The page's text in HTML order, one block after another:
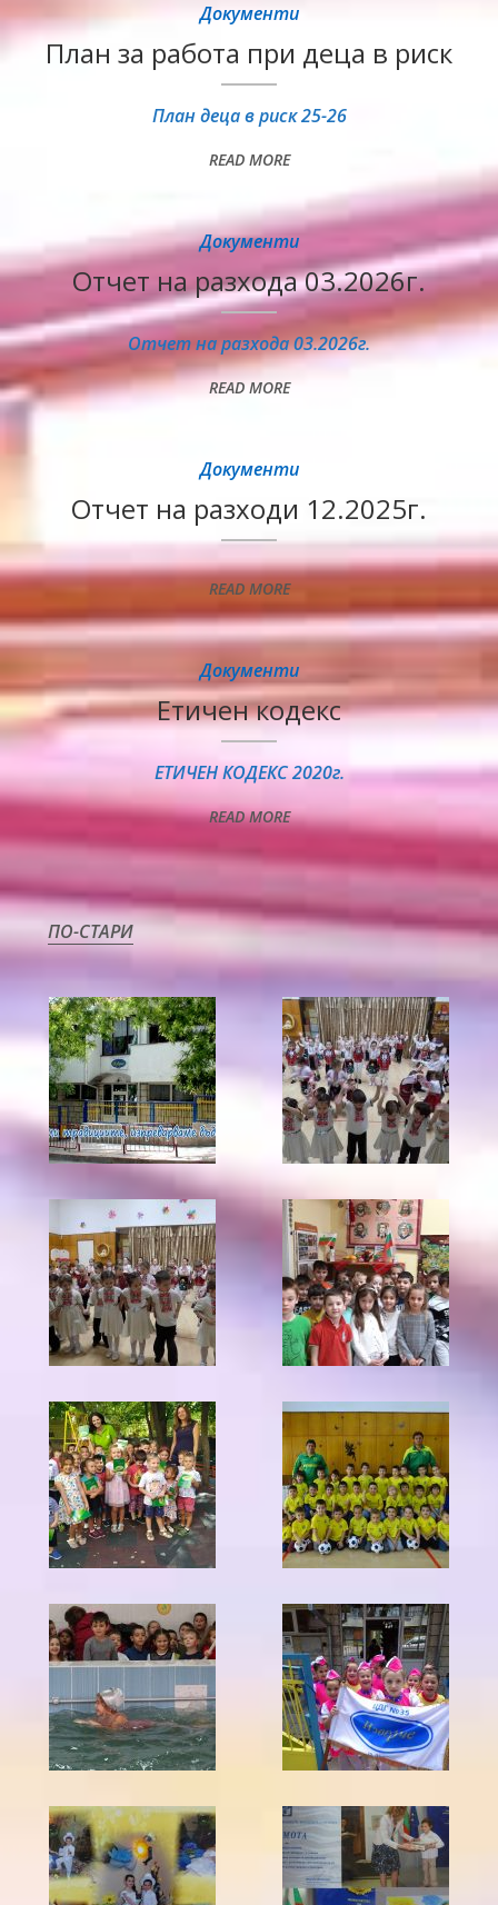
Документи
План за работа при деца в риск
План деца в риск 25-26
READ MORE
Документи
Отчет на разхода 03.2026г.
Отчет на разхода 03.2026г.
READ MORE
Документи
Отчет на разходи 12.2025г.
READ MORE
Документи
Етичен кодекс
ЕТИЧЕН КОДЕКС 2020г.
READ MORE
Навигация
ПО-СТАРИ